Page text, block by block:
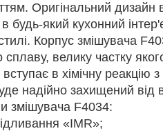
Оригінальний дизайн
будь-який кухонний
Корпус змішувача
велику частку
в хімічну реакцію
надійно захищений від
змішувача F4034:
«IMR»;